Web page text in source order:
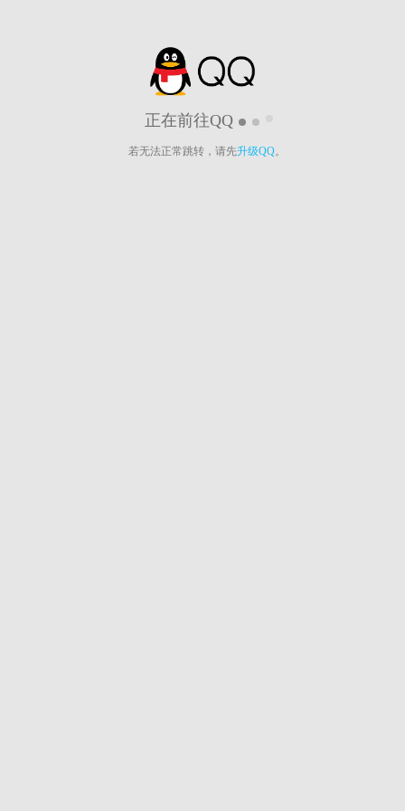
正在前往QQ
若无法正常跳转，请先升级QQ。